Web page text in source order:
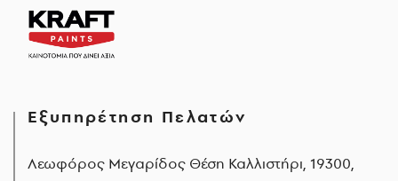
Εξυπηρέτηση Πελατών
Λεωφόρος Μεγαρίδος Θέση Καλλιστήρι, 19300,